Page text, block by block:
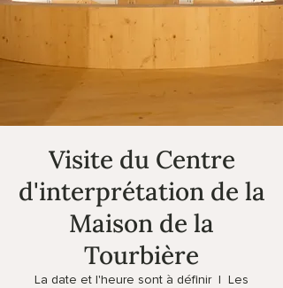
Visite du Centre
d'interprétation de la
Maison de la
Tourbière
La date et l'heure sont à définir
  |
Les